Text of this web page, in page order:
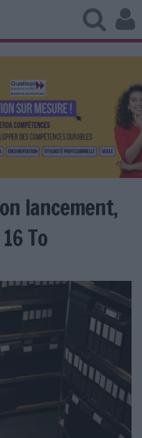
lancement,
To